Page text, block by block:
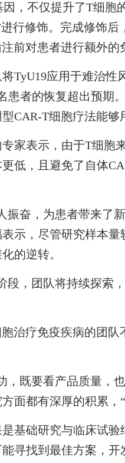
，不仅提升了T细胞
行修饰。完成修饰
前对患者进行额外的
应用于难治性
患者的恢复超出预期
CAR-T细胞疗法能
表示，由于T细胞
低，且避免了自体
奋，为患者带来了新
示，尽管研究样本
的逆转。
，团队将持续探索
疗免疫疾病的团队
既要看产品质量，也
面都有深厚的积累，
础研究与临床试验
寻找到最佳方案，